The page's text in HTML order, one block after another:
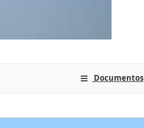
Documentos